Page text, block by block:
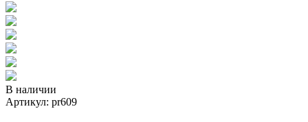
В наличии
Артикул: pr609